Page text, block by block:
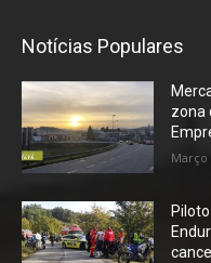
Notícias Populares
zona
Março